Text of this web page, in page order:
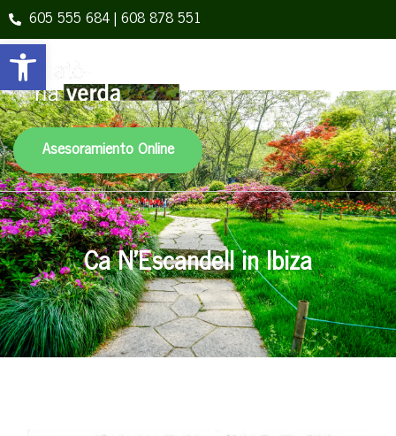
Open toolbar
605 555 684 | 608 878 551
Asesoramiento Online
Ca N’Escandell in Ibiza